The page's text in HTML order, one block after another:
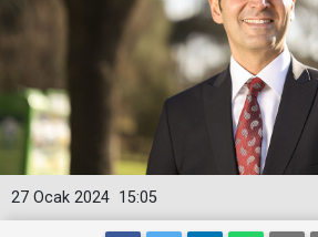
15:05
27 Ocak 2024